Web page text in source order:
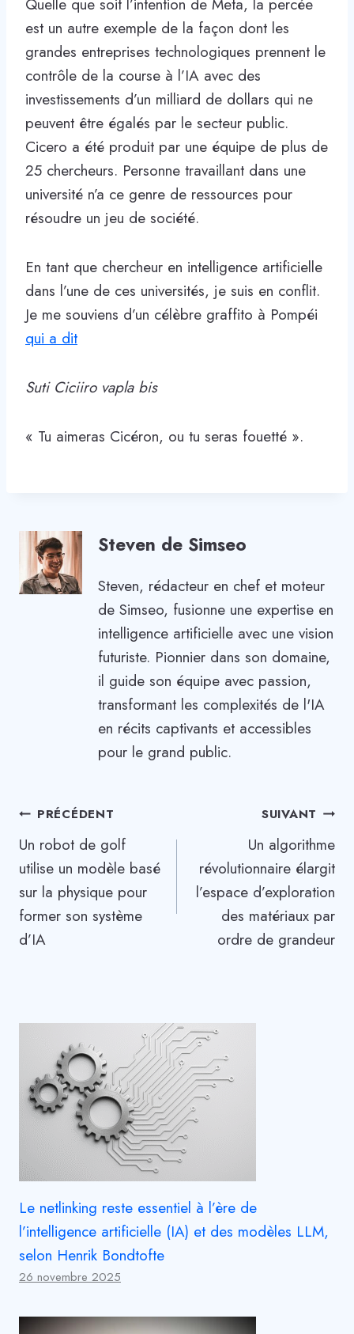
Quelle que soit l’intention de Meta, la percée
est un autre exemple de la façon dont les
grandes entreprises technologiques prennent le
contrôle de la course à l’IA avec des
investissements d’un milliard de dollars qui ne
peuvent être égalés par le secteur public.
Cicero a été produit par une équipe de plus de
25 chercheurs. Personne travaillant dans une
université n’a ce genre de ressources pour
résoudre un jeu de société.
En tant que chercheur en intelligence artificielle
dans l’une de ces universités, je suis en conflit.
Je me souviens d’un célèbre graffito à Pompéi
qui a dit
Suti Ciciiro vapla bis
« Tu aimeras Cicéron, ou tu seras fouetté ».
Steven de Simseo
Steven, rédacteur en chef et moteur
de Simseo, fusionne une expertise en
intelligence artificielle avec une vision
futuriste. Pionnier dans son domaine,
il guide son équipe avec passion,
transformant les complexités de l'IA
en récits captivants et accessibles
pour le grand public.
Navigation
de
l’article
PRÉCÉDENT
Un robot de golf
utilise un modèle basé
sur la physique pour
former son système
d’IA
SUIVANT
Un algorithme
révolutionnaire élargit
l’espace d’exploration
des matériaux par
ordre de grandeur
Le netlinking reste essentiel à l’ère de
l’intelligence artificielle (IA) et des modèles LLM,
selon Henrik Bondtofte
26 novembre 2025